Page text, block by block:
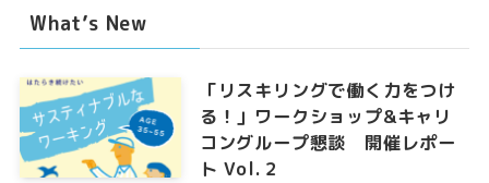
What’s New
「リスキリングで働く力をつけ
る！」ワークショップ&キャリ
コングループ懇談 開催レポー
ト Vol.２